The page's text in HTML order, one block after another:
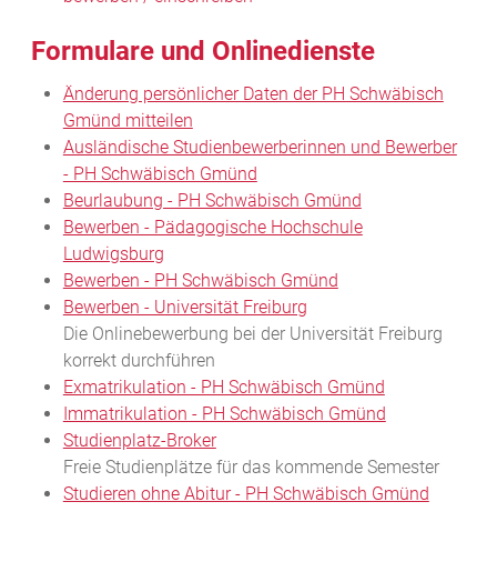
Formulare und Onlinedienste
Änderung persönlicher Daten der PH Schwäbisch
Gmünd mitteilen
Ausländische Studienbewerberinnen und Bewerber
- PH Schwäbisch Gmünd
Beurlaubung - PH Schwäbisch Gmünd
Bewerben - Pädagogische Hochschule
Ludwigsburg
Bewerben - PH Schwäbisch Gmünd
Bewerben - Universität Freiburg
Die Onlinebewerbung bei der Universität Freiburg
korrekt durchführen
Exmatrikulation - PH Schwäbisch Gmünd
Immatrikulation - PH Schwäbisch Gmünd
Studienplatz-Broker
Freie Studienplätze für das kommende Semester
Studieren ohne Abitur - PH Schwäbisch Gmünd